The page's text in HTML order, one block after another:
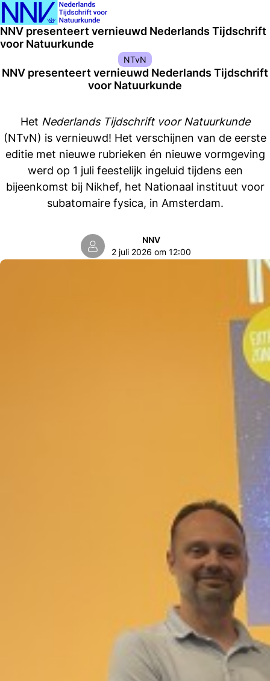
NNV presenteert vernieuwd Nederlands Tijdschrift
voor Natuurkunde
NTvN
NNV presenteert vernieuwd Nederlands Tijdschrift
voor Natuurkunde
Het Nederlands Tijdschrift voor Natuurkunde
(NTvN) is vernieuwd! Het verschijnen van de eerste
editie met nieuwe rubrieken én nieuwe vormgeving
werd op 1 juli feestelijk ingeluid tijdens een
bijeenkomst bij Nikhef, het Nationaal instituut voor
subatomaire fysica, in Amsterdam.
NNV
2 juli 2026 om 12:00